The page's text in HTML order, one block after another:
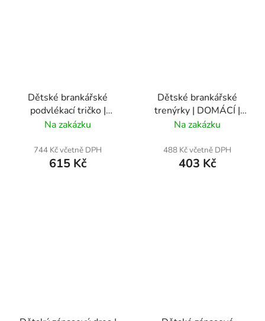
Dětské brankářské
podvlékací tričko |
DOMÁCÍ | Loko Vltavín
Na zakázku
744 Kč včetně DPH
615 Kč
Dětské brankářské
trenýrky | DOMÁCÍ |
Loko Vltavín
Na zakázku
488 Kč včetně DPH
403 Kč